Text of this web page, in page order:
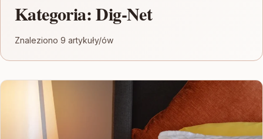
Kategoria:Dig-Net
Znaleziono 9 artykuły/ów